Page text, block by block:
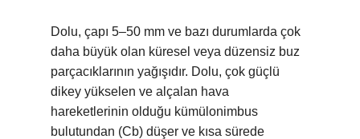
Dolu, çapı 5–50 mm ve bazı durumlarda çok
daha büyük olan küresel veya düzensiz buz
parçacıklarının yağışıdır. Dolu, çok güçlü
dikey yükselen ve alçalan hava
hareketlerinin olduğu kümülonimbus
bulutundan (Cb) düşer ve kısa sürede